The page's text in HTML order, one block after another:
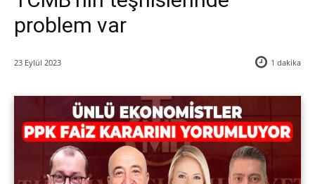
problem var
23 Eylül 2023 1 dakika